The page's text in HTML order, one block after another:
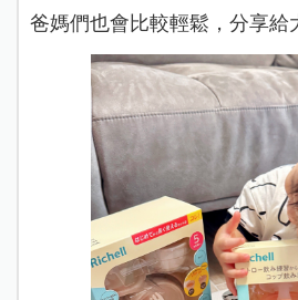
爸媽們也會比較輕鬆，分享給